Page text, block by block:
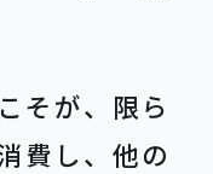
そが、限ら
費し、他の